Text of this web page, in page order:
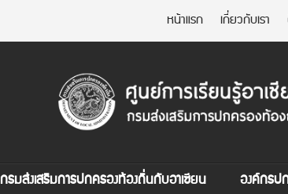
หน้าแรก เกี่ยวกับเรา
กรมส่งเสริมการปกครองท้องถิ่นกับอาเซียน องค์กรป